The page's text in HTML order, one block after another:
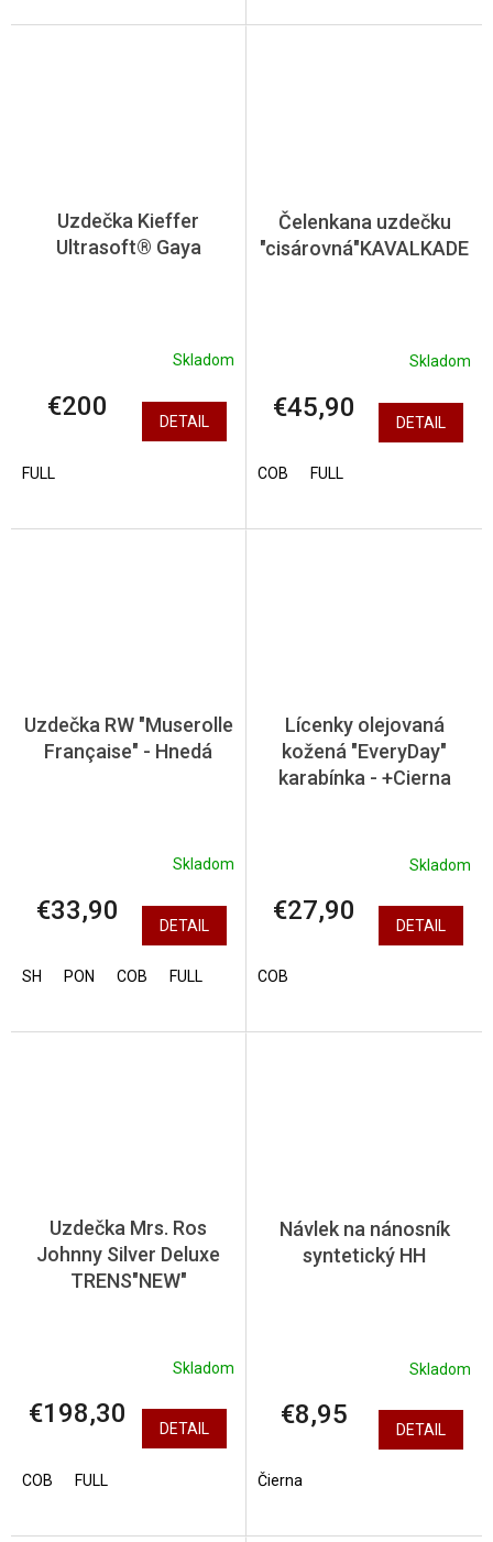
Uzdečka Kieffer
Ultrasoft® Gaya
Skladom
€200 DETAIL
FULL
Čelenkana uzdečku
"cisárovná"KAVALKADE
Skladom
€45,90 DETAIL
COB FULL
Uzdečka RW "Muserolle
Française" - Hnedá
Skladom
€33,90 DETAIL
SH PON COB FULL
Lícenky olejovaná
kožená "EveryDay"
karabínka - +Cierna
Skladom
€27,90 DETAIL
COB
Uzdečka Mrs. Ros
Johnny Silver Deluxe
TRENS"NEW"
Skladom
€198,30 DETAIL
COB FULL
Návlek na nánosník
syntetický HH
Skladom
€8,95 DETAIL
Čierna